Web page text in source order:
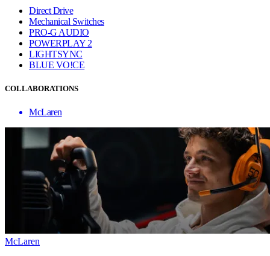
Direct Drive
Mechanical Switches
PRO-G AUDIO
POWERPLAY 2
LIGHTSYNC
BLUE VO!CE
COLLABORATIONS
McLaren
McLaren